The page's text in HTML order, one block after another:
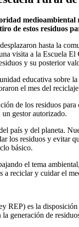
de estos residuos
hasta la
visita a la Escuela
y su posterior
educativa sobre
el mes del
de los residuos
gestor autorizado.
y del planeta.
los residuos y evitar
básico.
el tema
a reciclar y cuidar el
es la
generación de